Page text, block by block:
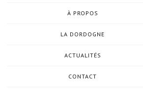
À PROPOS
LA DORDOGNE
ACTUALITÉS
CONTACT